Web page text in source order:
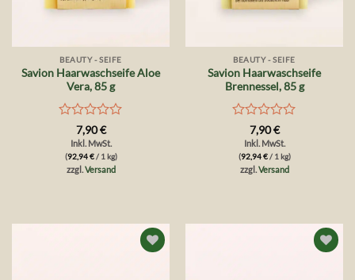
BEAUTY - SEIFE
Savion Haarwaschseife Aloe
Vera, 85 g
Bewertet
mit
0
von
7,90€
Inkl. MwSt.
(92,94€/ 1 kg)
zzgl.Versand
BEAUTY - SEIFE
Savion Haarwaschseife
Brennessel, 85 g
Bewertet
mit
0
von
7,90€
Inkl. MwSt.
(92,94€/ 1 kg)
zzgl.Versand